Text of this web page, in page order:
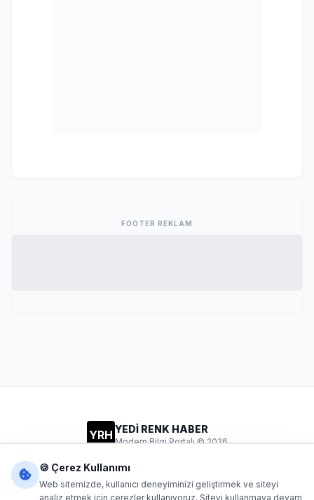
FOOTER REKLAM
YRH YEDİ RENK HABER
Modern Bilgi Portalı © 2026
🍪 Çerez Kullanımı
Web sitemizde, kullanıcı deneyiminizi geliştirmek ve siteyi
analiz etmek için çerezler kullanıyoruz. Siteyi kullanmaya devam